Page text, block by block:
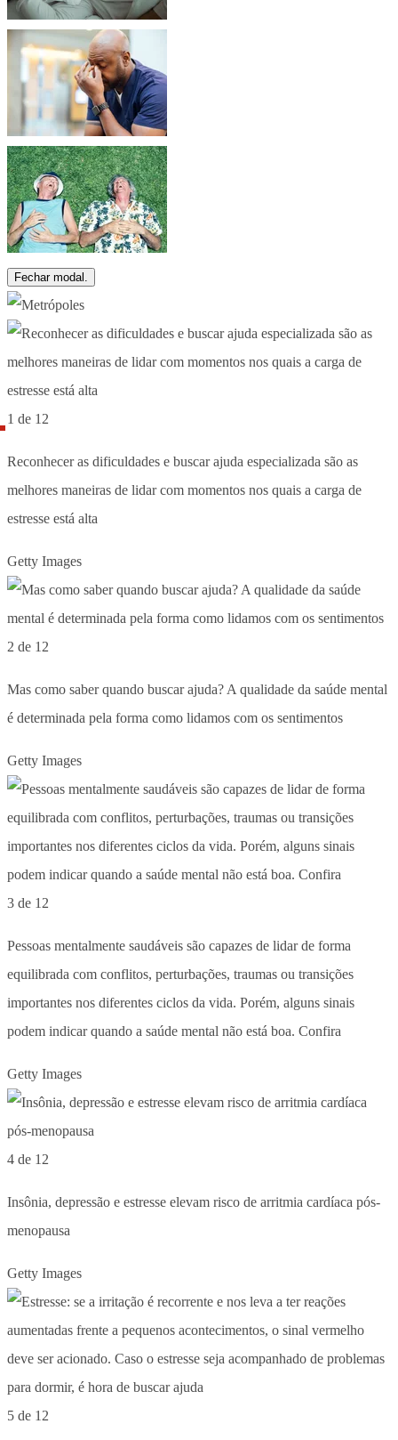
Fechar modal.
1 de 12
Reconhecer as dificuldades e buscar ajuda especializada são as
melhores maneiras de lidar com momentos nos quais a carga de
estresse está alta
Getty Images
2 de 12
Mas como saber quando buscar ajuda? A qualidade da saúde mental
é determinada pela forma como lidamos com os sentimentos
Getty Images
3 de 12
Pessoas mentalmente saudáveis são capazes de lidar de forma
equilibrada com conflitos, perturbações, traumas ou transições
importantes nos diferentes ciclos da vida. Porém, alguns sinais
podem indicar quando a saúde mental não está boa. Confira
Getty Images
4 de 12
Insônia, depressão e estresse elevam risco de arritmia cardíaca pós-
menopausa
Getty Images
5 de 12